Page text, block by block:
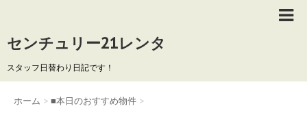
センチュリー21レンタ
スタッフ日替わり日記です！
ホーム > ■本日のおすすめ物件 >